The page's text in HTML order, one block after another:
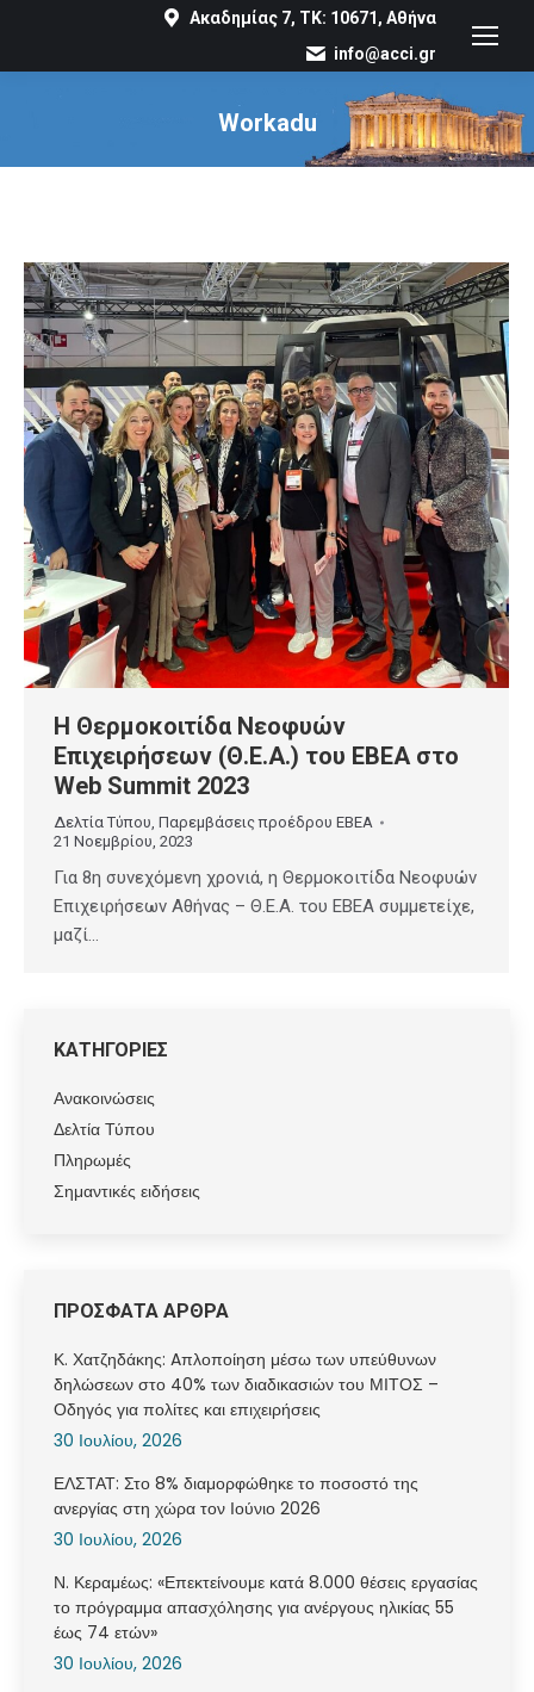
Ακαδημίας 7, ΤΚ: 10671, Αθήνα
info@acci.gr
Workadu
You are here:
Η Θερμοκοιτίδα Νεοφυών
Επιχειρήσεων (Θ.Ε.Α.) του ΕΒΕΑ στο
Web Summit 2023
Δελτία Τύπου Παρεμβάσεις προέδρου ΕΒΕΑ
21 Νοεμβρίου, 2023
Για 8η συνεχόμενη χρονιά, η Θερμοκοιτίδα Νεοφυών
Επιχειρήσεων Αθήνας – Θ.Ε.Α. του ΕΒΕΑ συμμετείχε,
μαζί…
ΚΑΤΗΓΟΡΙΕΣ
Ανακοινώσεις
Δελτία Τύπου
Πληρωμές
Σημαντικές ειδήσεις
ΠΡΟΣΦΑΤΑ ΑΡΘΡΑ
Κ. Χατζηδάκης: Aπλοποίηση μέσω των υπεύθυνων
δηλώσεων στο 40% των διαδικασιών του ΜΙΤΟΣ –
Οδηγός για πολίτες και επιχειρήσεις
30 Ιουλίου, 2026
ΕΛΣΤΑΤ: Στο 8% διαμορφώθηκε το ποσοστό της
ανεργίας στη χώρα τον Ιούνιο 2026
30 Ιουλίου, 2026
Ν. Κεραμέως: «Επεκτείνουμε κατά 8.000 θέσεις εργασίας
το πρόγραμμα απασχόλησης για ανέργους ηλικίας 55
έως 74 ετών»
30 Ιουλίου, 2026